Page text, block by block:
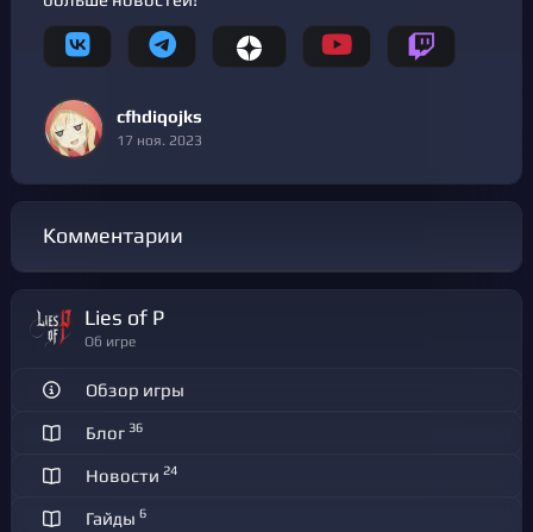
cfhdiqojks
17 ноя. 2023
Комментарии
Lies of P
Об игре
Обзор игры
Блог 36
Новости 24
Гайды 6